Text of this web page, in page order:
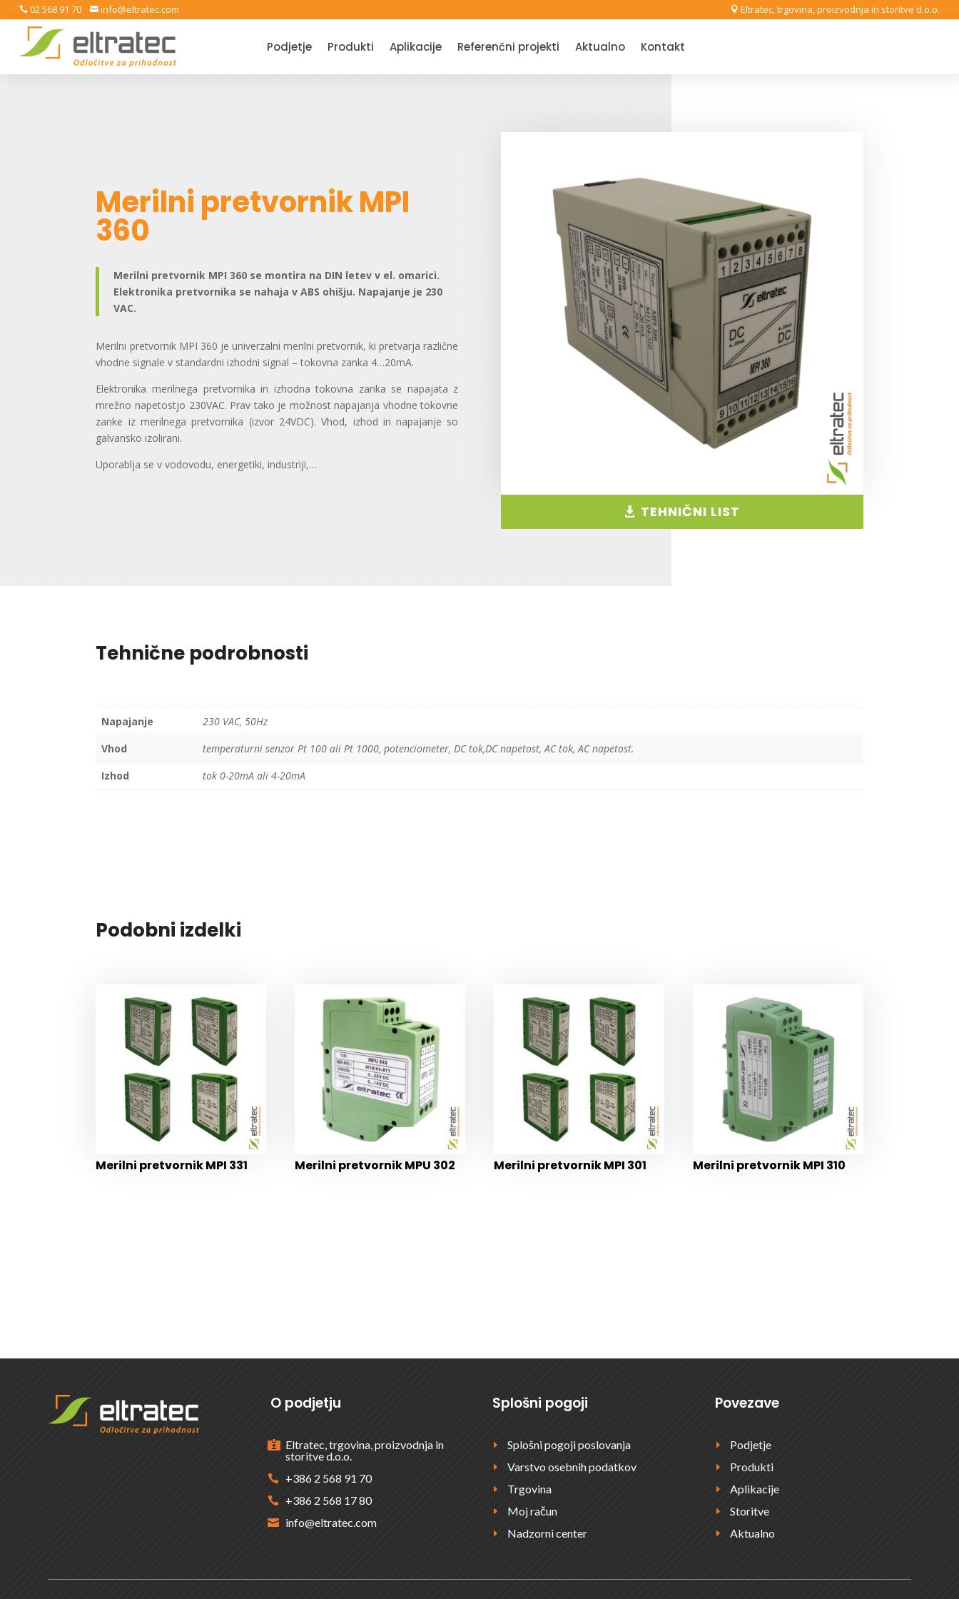
02 568 91 70 info@eltratec.com  Eltratec, trgovina, proizvodnja in storitve d.o.o.
Podjetje Produkti Aplikacije Referenčni projekti Aktualno Kontakt
Merilni pretvornik MPI
360
Merilni pretvornik MPI 360 se montira na DIN letev v el. omarici.
Elektronika pretvornika se nahaja v ABS ohišju. Napajanje je 230
VAC.
Merilni pretvornik MPI 360 je univerzalni merilni pretvornik, ki pretvarja različne
vhodne signale v standardni izhodni signal – tokovna zanka 4…20mA.
Elektronika merilnega pretvornika in izhodna tokovna zanka se napajata z
mrežno napetostjo 230VAC. Prav tako je možnost napajanja vhodne tokovne
zanke iz merilnega pretvornika (izvor 24VDC). Vhod, izhod in napajanje so
galvansko izolirani.
Uporablja se v vodovodu, energetiki, industriji,…
TEHNIČNI LIST
Tehnične podrobnosti
Napajanje
230 VAC, 50Hz
Vhod
temperaturni senzor Pt 100 ali Pt 1000, potenciometer, DC tok,DC napetost, AC tok, AC napetost.
Izhod
tok 0-20mA ali 4-20mA
Podobni izdelki
Merilni pretvornik MPI 331 Merilni pretvornik MPU 302 Merilni pretvornik MPI 301 Merilni pretvornik MPI 310
O podjetju
 Eltratec, trgovina, proizvodnja in
storitve d.o.o.
 +386 2 568 91 70
 +386 2 568 17 80
 info@eltratec.com
Splošni pogoji
E Splošni pogoji poslovanja
E Varstvo osebnih podatkov
E Trgovina
E Moj račun
E Nadzorni center
Povezave
E Podjetje
E Produkti
E Aplikacije
E Storitve
E Aktualno